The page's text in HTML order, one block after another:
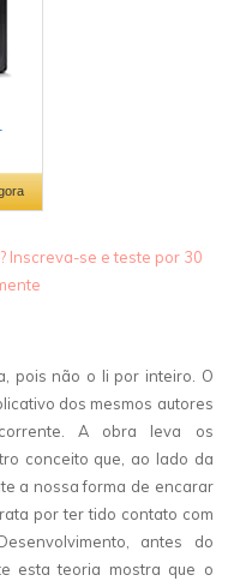
Inscreva-se e teste por 30
pois não o li por inteiro. O
dos mesmos autores
A obra leva os
conceito que, ao lado da
a nossa forma de encarar
por ter tido contato com
antes do
esta teoria mostra que o